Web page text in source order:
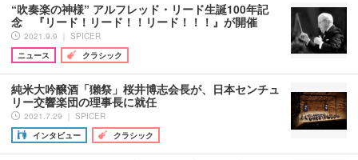
“吹奏楽の神様” アルフレッド・リード生誕100年記
念 『リード！リード！！リード！！！』が開催
2021.9.9 ｜ SPICER
ニュース
クラシック
純米大吟醸酒「獺祭」桜井博志会長が、日本センチュ
リー交響楽団の理事長に就任
2021.7.29 ｜ SPICER
インタビュー
クラシック